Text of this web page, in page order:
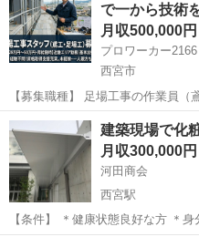
で一から技術
月収500,000円
プロワーカー2166
西宮市
【募集職種】 足場工事の作業員（鳶工・足場工
～17:00 ※残業の場合あり ※現場により変動 【雇用
一
兵庫 西宮市 その他 未
建築現場で化
月収300,000円
河田商会
西宮駅
【条件】 ＊健康状態良好な方 ＊